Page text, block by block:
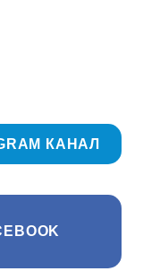
КАНАЛ